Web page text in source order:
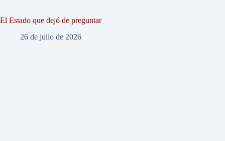
El Estado que dejó de preguntar
26 de julio de 2026